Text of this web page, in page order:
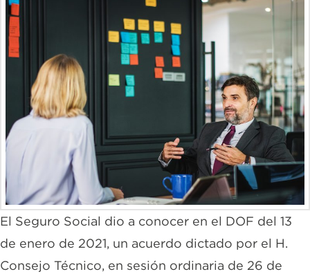
El Seguro Social dio a conocer en el DOF del 13
de enero de 2021, un acuerdo dictado por el H.
Consejo Técnico, en sesión ordinaria de 26 de